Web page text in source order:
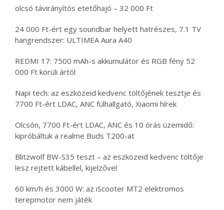
olcsó távirányítós etetőhajó – 32 000 Ft
24 000 Ft-ért egy soundbar helyett hatrészes, 7.1 TV
hangrendszer: ULTIMEA Aura A40
REDMI 17: 7500 mAh-s akkumulátor és RGB fény 52
000 Ft körüli ártól
Napi tech: az eszközeid kedvenc töltőjének tesztje és
7700 Ft-ért LDAC, ANC fülhallgató, Xiaomi hírek
Olcsón, 7700 Ft-ért LDAC, ANC és 10 órás üzemidő:
kipróbáltuk a realme Buds T200-at
Blitzwolf BW-S35 teszt – az eszközeid kedvenc töltője
lesz rejtett kábellel, kijelzővel
60 km/h és 3000 W: az iScooter MT2 elektromos
terepmotor nem játék